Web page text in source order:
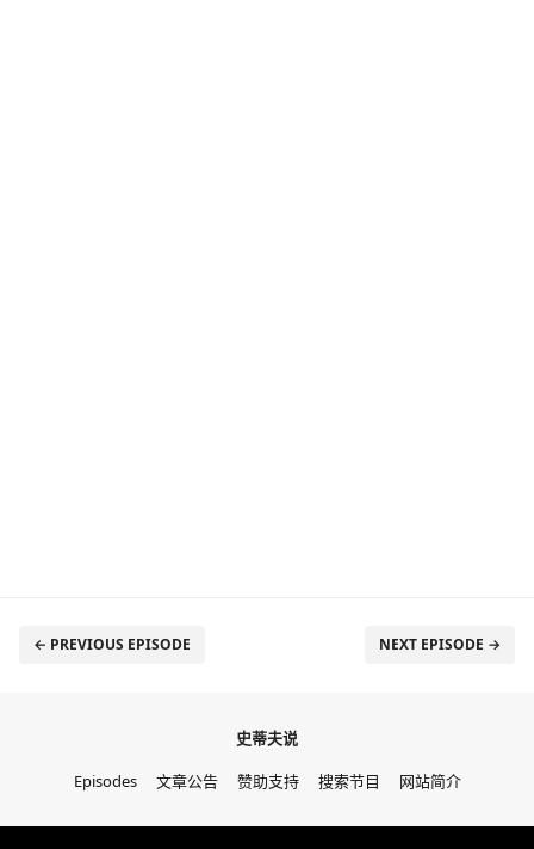
← PREVIOUS EPISODE NEXT EPISODE →
史蒂夫说
Episodes
文章公告 赞助支持 搜索节目 网站简介